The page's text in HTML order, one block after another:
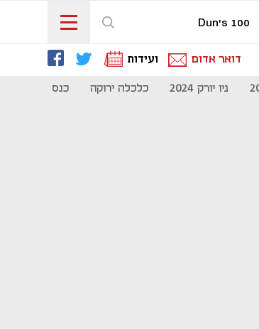
Dun's 100
דואר אדום ועידות
ניו יורק 2024 כלכלה ירוקה כנס מיליון